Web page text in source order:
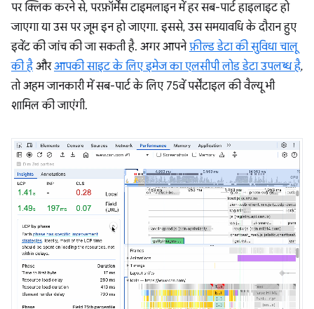
पर क्लिक करने से, परफ़ॉर्मेंस टाइमलाइन में हर सब-पार्ट हाइलाइट हो
जाएगा या उस पर ज़ूम इन हो जाएगा. इससे, उस समयावधि के दौरान हुए
इवेंट की जांच की जा सकती है. अगर आपनेफ़ील्ड डेटा की सुविधा चालू
की है औरआपकी साइट के लिए इमेज का एलसीपी लोड डेटा उपलब्ध है,
तो अहम जानकारी में सब-पार्ट के लिए 75वें पर्सेंटाइल की वैल्यू भी
शामिल की जाएंगी.